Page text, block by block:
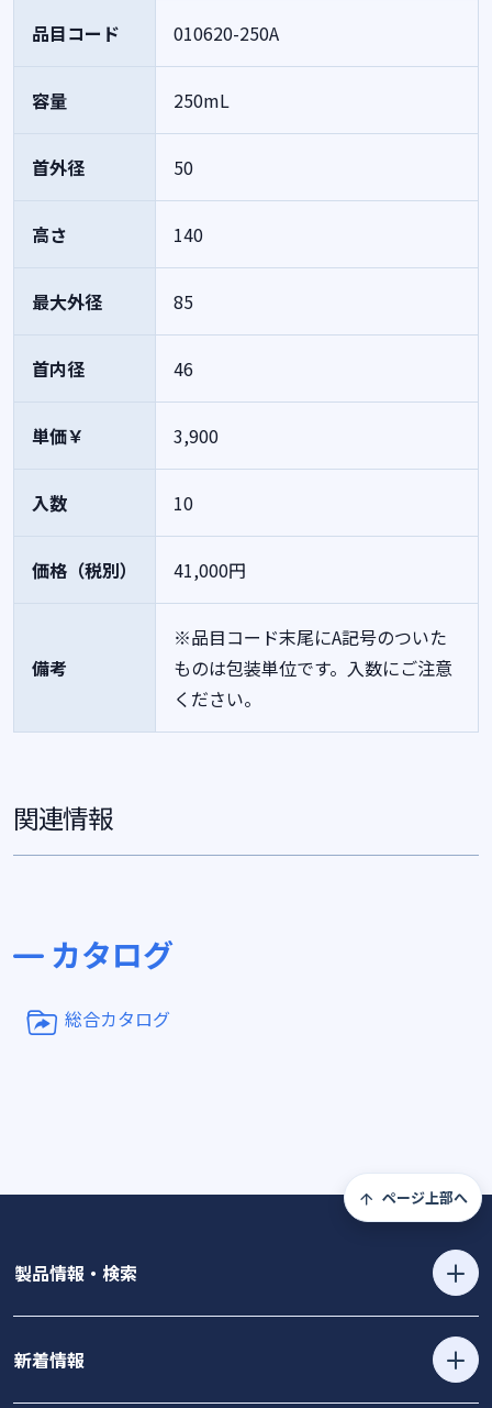
品目コード 010620-250A
容量 250mL
首外径 50
高さ 140
最大外径 85
首内径 46
単価￥ 3,900
入数 10
価格（税別） 41,000円
備考
※品目コード末尾にA記号のついた
ものは包装単位です。入数にご注意
ください。
関連情報
カタログ
総合カタログ
ページ上部へ
製品情報・検索
新着情報